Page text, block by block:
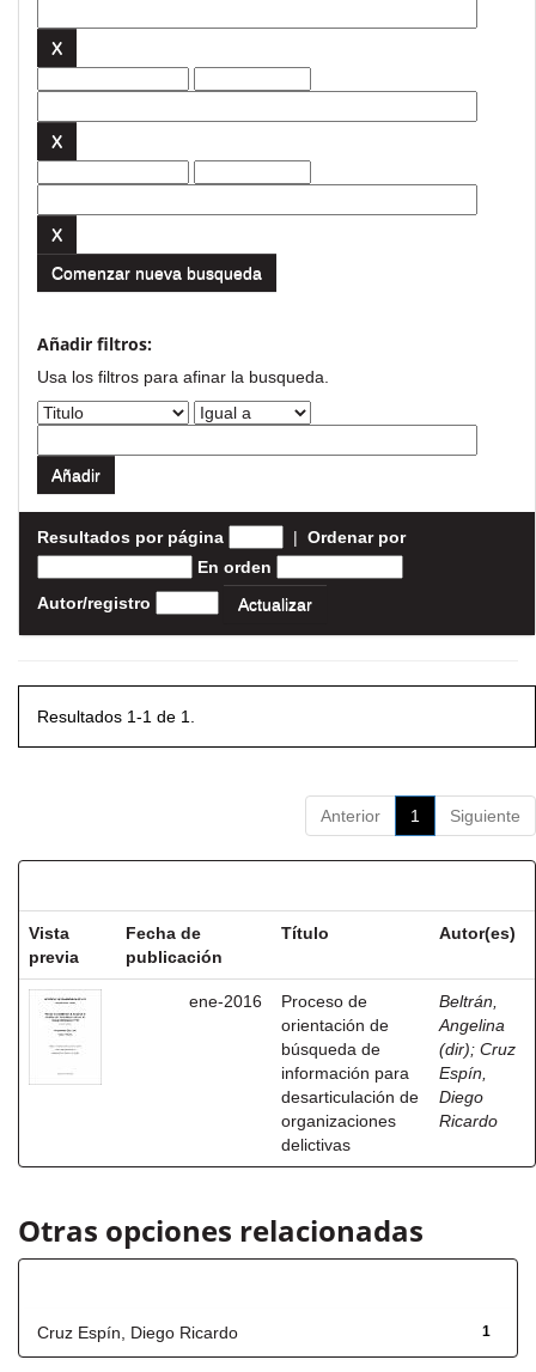
Comenzar nueva busqueda
Añadir filtros:
Usa los filtros para afinar la busqueda.
Resultados por página | Ordenar por
En orden
Autor/registro
Resultados 1-1 de 1.
Anterior 1 Siguiente
Vista
previa
Fecha de
publicación
Título Autor(es)
ene-2016
Proceso de
orientación de
búsqueda de
información para
desarticulación de
organizaciones
delictivas
Beltrán,
Angelina
(dir); Cruz
Espín,
Diego
Ricardo
Otras opciones relacionadas
1
Cruz Espín, Diego Ricardo